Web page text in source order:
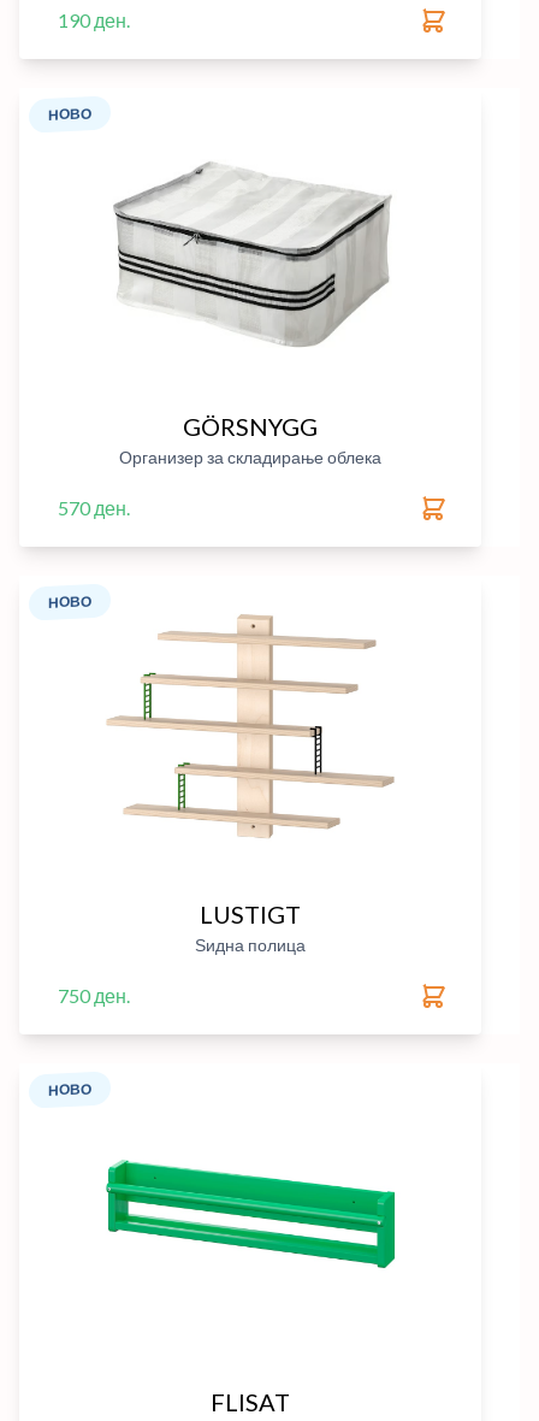
190 ден.
НОВО
GÖRSNYGG
Организер за складирање облека
570 ден.
НОВО
LUSTIGT
Ѕидна полица
750 ден.
НОВО
FLISAT